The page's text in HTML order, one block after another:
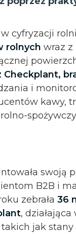
w cyfryzacji
rolnych wraz z
Checkplant,
i
kawy,
swoją
B2B i
zebrała 36
, działająca
jak stany